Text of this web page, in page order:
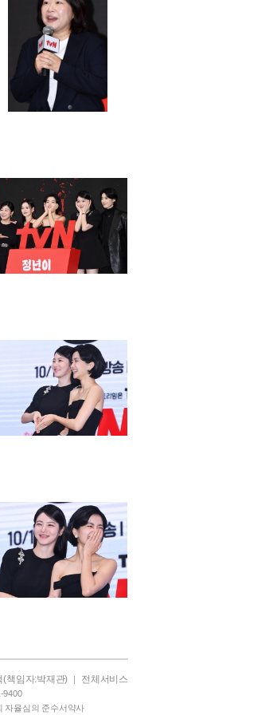
(책임자:박재관) | 전체서비스
9400
자율심의 준수서약사